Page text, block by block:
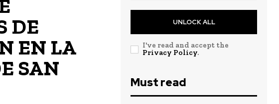
DE
EN LA
SAN
UNLOCK ALL
I've read and accept the
Privacy Policy.
Must read